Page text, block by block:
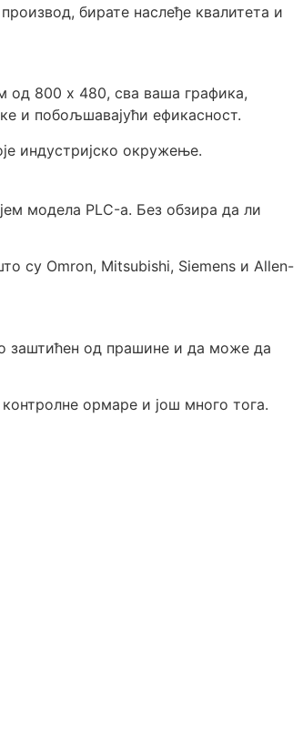
бирате наслеђе квалитета и
од 800 x 480, сва ваша графика,
и побољшавајући ефикасност.
индустријско окружење.
модела PLC-а. Без обзира да ли
су Omron, Mitsubishi, Siemens и Allen-
заштићен од прашине и да може да
ормаре и још много тога.